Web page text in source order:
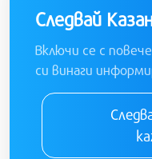
Следвай
Включи се с
си винаги